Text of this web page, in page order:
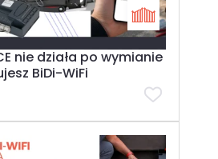
nie działa po wymianie
BiDi-WiFi